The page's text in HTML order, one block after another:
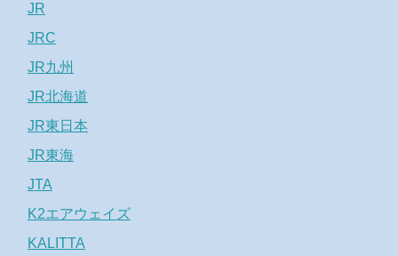
JR
JRC
JR九州
JR北海道
JR東日本
JR東海
JTA
K2エアウェイズ
KALITTA